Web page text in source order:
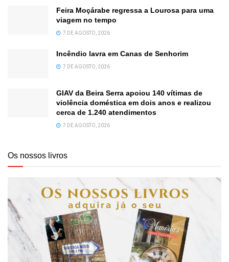
Feira Moçárabe regressa a Lourosa para uma
viagem no tempo
7 DE AGOSTO, 2026
Incêndio lavra em Canas de Senhorim
7 DE AGOSTO, 2026
GIAV da Beira Serra apoiou 140 vítimas de
violência doméstica em dois anos e realizou
cerca de 1.240 atendimentos
7 DE AGOSTO, 2026
Os nossos livros